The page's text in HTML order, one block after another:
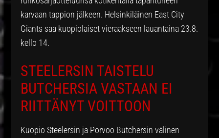
karvaan tappion jälkeen. Helsinkiläinen East City
Giants saa kuopiolaiset vieraakseen lauantaina 23.8.
kello 14.
STEELERSIN TAISTELU
BUTCHERSIA VASTAAN EI
RIITTÄNYT VOITTOON
Kuopio Steelersin ja Porvoo Butchersin välinen